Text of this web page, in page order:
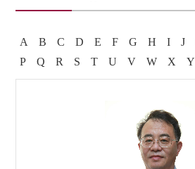
A B C D E F G H I J
P
Q R S T U V W X Y